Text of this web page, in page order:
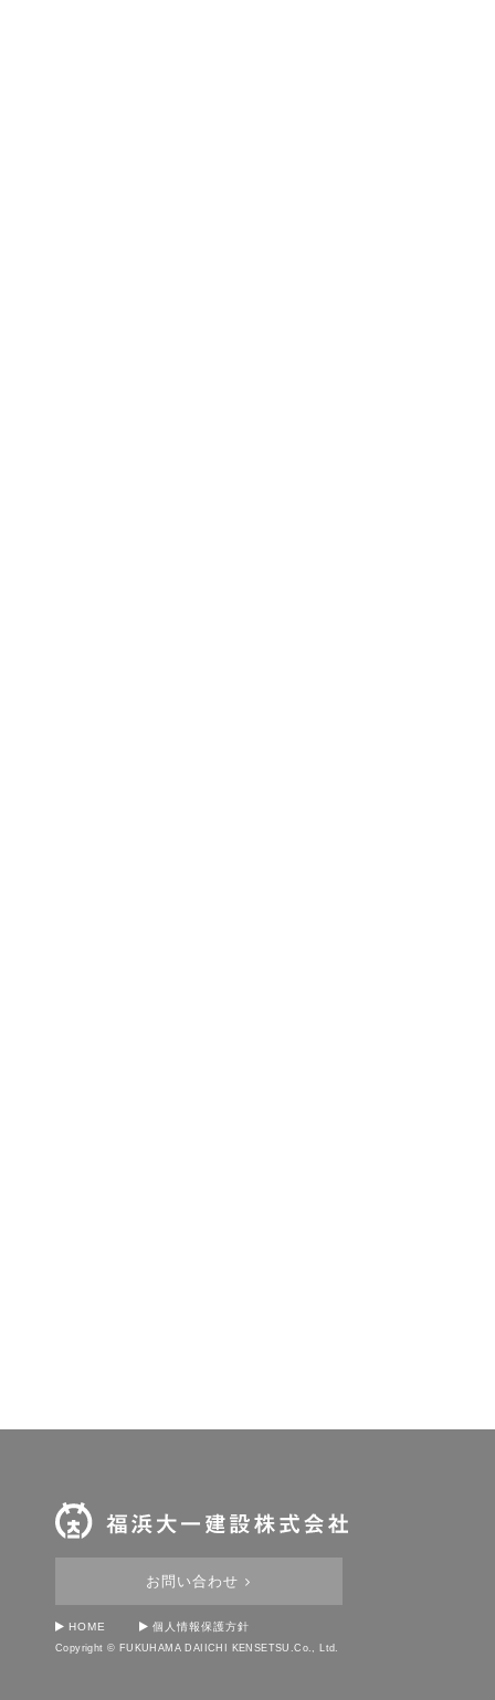
お問い合わせ
HOME 個人情報保護方針
Copyright © FUKUHAMA DAIICHI KENSETSU.Co., Ltd.